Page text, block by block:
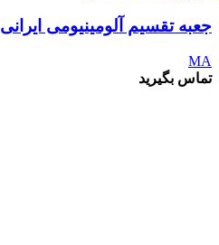
جعبه تقسیم آلومینیومی ایرانی 73*73*73
MA
تماس بگیرید